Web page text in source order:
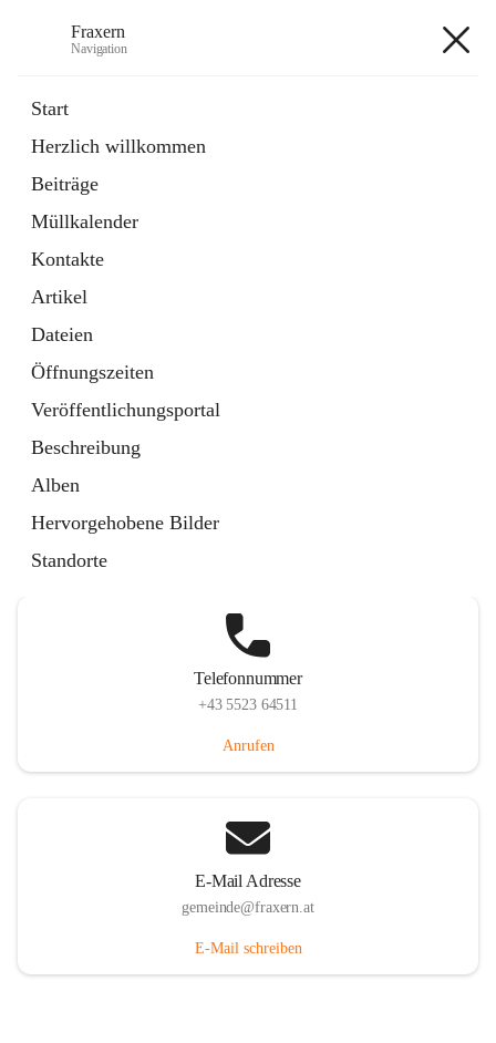
Fraxern
Navigation
Start
Herzlich willkommen
Beiträge
Müllkalender
Kontakte
Artikel
Dateien
Öffnungszeiten
Veröffentlichungsportal
Beschreibung
Alben
Hervorgehobene Bilder
Standorte
Ordner
in
Tab
Formulare
Artikel
öffnet
in
neuem
Tab
Telefonnummer
+43 5523 64511
Anrufen
E-Mail Adresse
gemeinde@fraxern.at
E-Mail schreiben